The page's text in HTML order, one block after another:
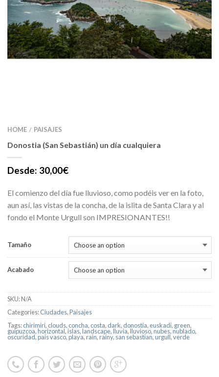
HOME / PAISAJES
Donostia (San Sebastián) un día cualquiera
Desde: 30,00€
El comienzo del día fue lluvioso, como podéis ver en la foto,
aun así, las vistas de la concha, de la islita de Santa Clara y al
fondo el Monte Urgull son IMPRESIONANTES!!
Tamaño
Acabado
SKU:N/A
Categories:Ciudades,Paisajes
Tags:chirimiri, clouds, concha, costa, dark, donostia, euskadi, green,
guipuzcoa,horizontal,islas,landscape,lluvia,lluvioso,nubes,nublado,
oscuridad,pais vasco,playa,rain,rainy, san sebastian,urgull,verde